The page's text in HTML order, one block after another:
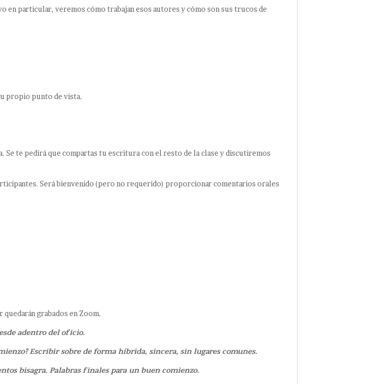
en particular, veremos cómo trabajan esos autores y cómo son sus trucos de
propio punto de vista.
Se te pedirá que compartas tu escritura con el resto de la clase y discutiremos
Será bienvenido (pero no requerido) proporcionar comentarios orales
grabados en Zoom.
adentro del oficio.
Escribir sobre de forma híbrida, sincera, sin lugares comunes.
bisagra. Palabras finales para un buen comienzo.